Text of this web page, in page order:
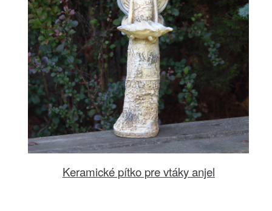
Keramické pítko pre vtáky anjel